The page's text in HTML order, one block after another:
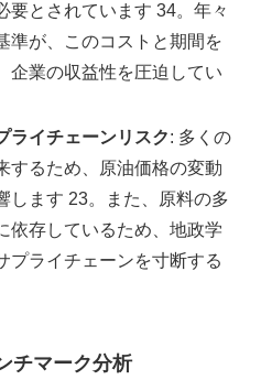
要とされています 34。年々
準が、このコストと期間を
企業の収益性を圧迫してい
ライチェーンリスク: 多くの
するため、原油価格の変動
します 23。また、原料の多
依存しているため、地政学
プライチェーンを寸断する
チマーク分析